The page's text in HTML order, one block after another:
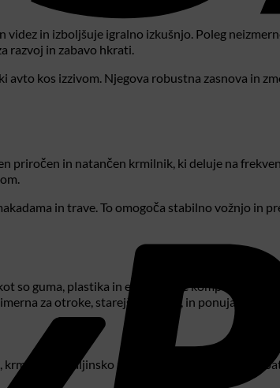
in izboljšuje igralno izkušnjo. Poleg
razvoj in zabavo hkrati.
kos izzivom. Njegova robustna zasnova in
priročen in natančen krmilnik, ki deluje na
in trave. To omogoča stabilno vožnjo in
so guma, plastika in elektronske komponente.
za otroke, starejše od 6 let, in ponuja širino
za daljinsko upravljanje, 500 mAh 3,7 V